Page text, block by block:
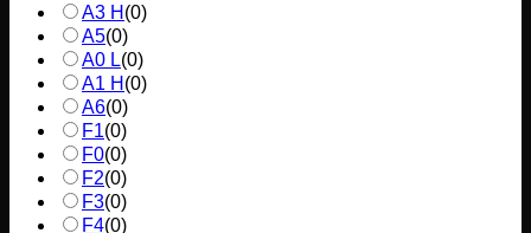
A3 H (0)
A5(0)
A0 L(0)
A1 H (0)
A6(0)
F1(0)
F0(0)
F2(0)
F3(0)
F4(0)